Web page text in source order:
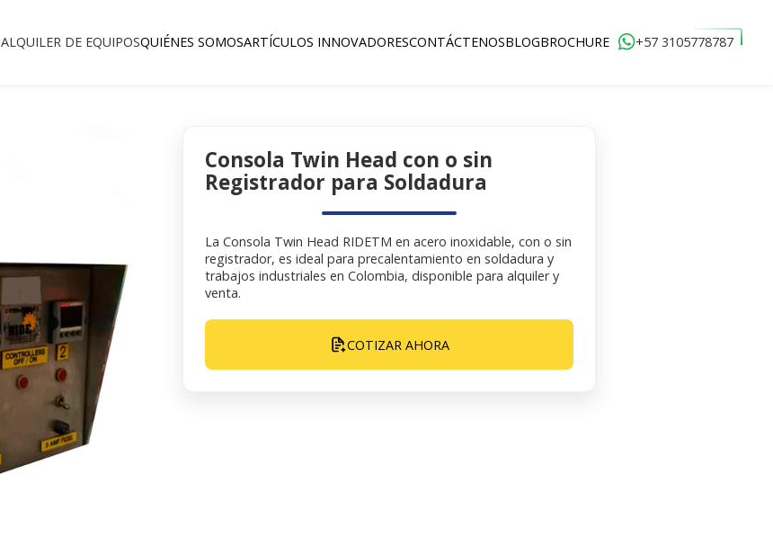
ALQUILER DE EQUIPOSQUIÉNES SOMOSARTÍCULOS INNOVADORESCONTÁCTENOSBLOGBROCHURE +57 3105778787
Consola Twin Head con o sin
Registrador para Soldadura
La Consola Twin Head RIDETM en acero inoxidable, con o sin
registrador, es ideal para precalentamiento en soldadura y
trabajos industriales en Colombia, disponible para alquiler y
venta.
COTIZAR AHORA